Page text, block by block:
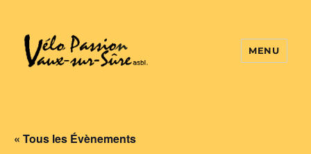
MENU
« Tous les Évènements